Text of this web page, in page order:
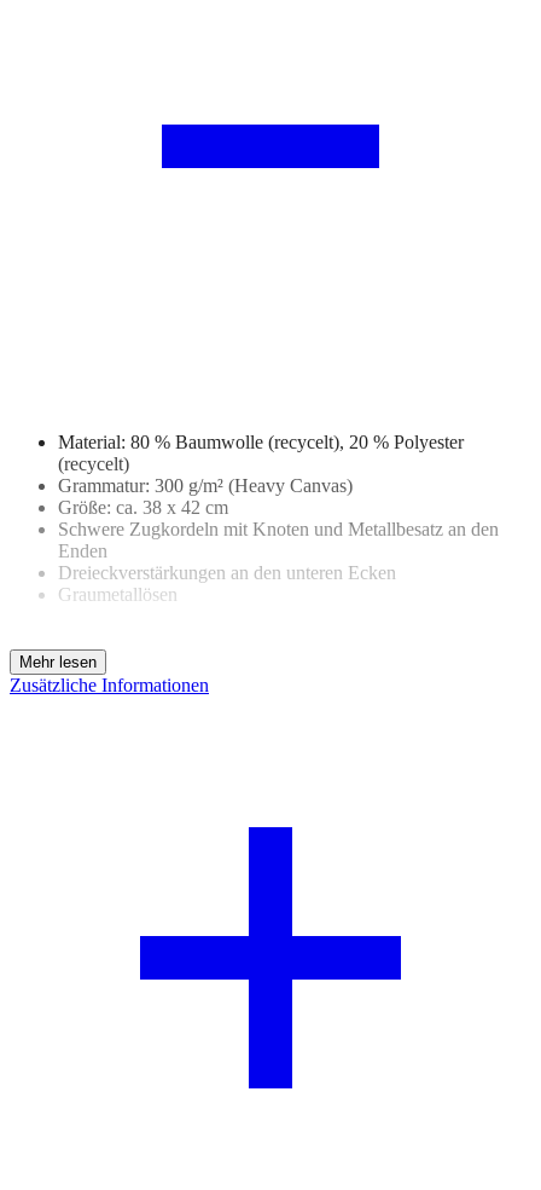
Material: 80 % Baumwolle (recycelt), 20 % Polyester
(recycelt)
Grammatur: 300 g/m² (Heavy Canvas)
Größe: ca. 38 x 42 cm
Schwere Zugkordeln mit Knoten und Metallbesatz an den
Enden
Dreieckverstärkungen an den unteren Ecken
Graumetallösen
Zusätzliche Informationen